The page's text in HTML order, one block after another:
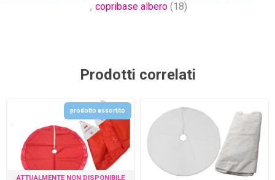
, copribase albero (18)
Prodotti correlati
prodotto assortito
ATTUALMENTE NON DISPONIBILE